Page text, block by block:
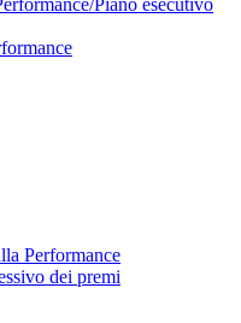
Piano esecutivo
Performance
dei premi